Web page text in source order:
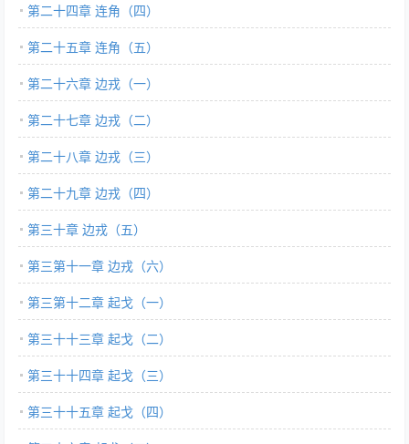
第二十四章 连角（四）
第二十五章 连角（五）
第二十六章 边戎（一）
第二十七章 边戎（二）
第二十八章 边戎（三）
第二十九章 边戎（四）
第三十章 边戎（五）
第三第十一章 边戎（六）
第三第十二章 起戈（一）
第三十十三章 起戈（二）
第三十十四章 起戈（三）
第三十十五章 起戈（四）